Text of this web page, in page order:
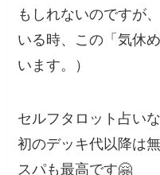
もしれないのですが
いる時、この「気休
います。）
セルフタロット占い
初のデッキ代以降は
スパも最高です🤗